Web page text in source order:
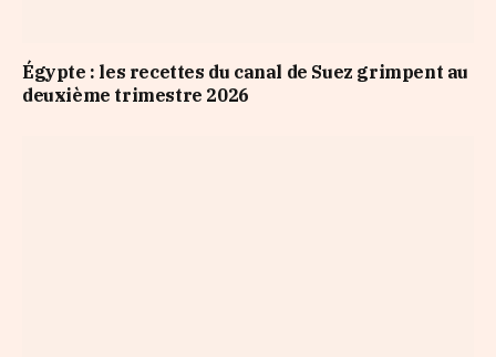
Égypte : les recettes du canal de Suez grimpent au
deuxième trimestre 2026